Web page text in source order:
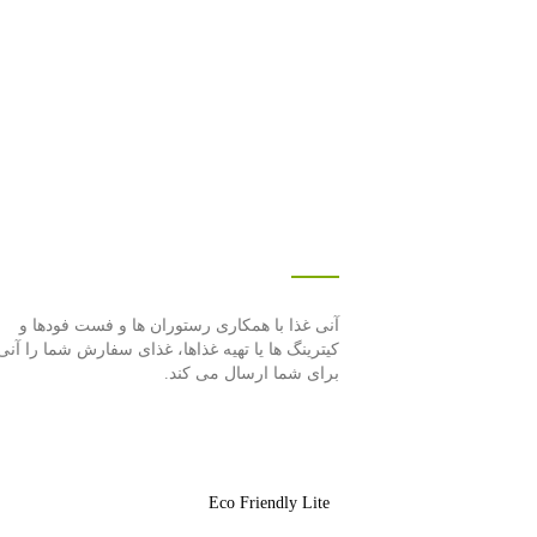
آنی غذا با همكاری رستوران ها و فست فودها و
كیترینگ ها یا تهیه غذاها، غذای سفارش شما را
برای شما ارسال می كند.
Eco Friendly Lite